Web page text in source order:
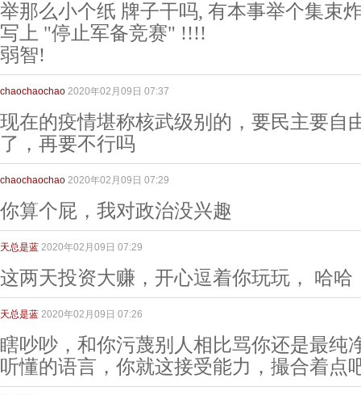
举那么小个纸 牌子干吗, 有本事举个集束
写上 "停止军备竞赛" !!!!
弱智!
chaochaochao 2020年02月09日 07:37
现在的疫情堪称核武级别的，要民主要自
了，再要不行吗
chaochaochao 2020年02月09日 07:29
你算个屁，我对政治没兴趣
天总是蓝 2020年02月09日 07:29
这两天投资大赚，开心逗着你玩玩， 哈哈
天总是蓝 2020年02月09日 07:26
瞎吵吵，和你污蔑别人相比骂你还是最纯
听懂的语言，你就这接受能力，撮合着点